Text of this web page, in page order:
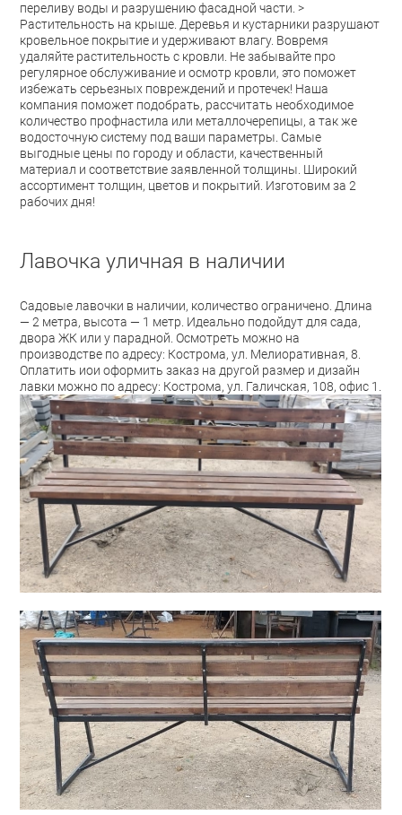
переливу воды и разрушению фасадной части. >
Растительность на крыше. Деревья и кустарники разрушают
кровельное покрытие и удерживают влагу. Вовремя
удаляйте растительность с кровли. Не забывайте про
регулярное обслуживание и осмотр кровли, это поможет
избежать серьезных повреждений и протечек! Наша
компания поможет подобрать, рассчитать необходимое
количество профнастила или металлочерепицы, а так же
водосточную систему под ваши параметры. Самые
выгодные цены по городу и области, качественный
материал и соответствие заявленной толщины. Широкий
ассортимент толщин, цветов и покрытий. Изготовим за 2
рабочих дня!
Лавочка уличная в наличии
Садовые лавочки в наличии, количество ограничено. Длина
— 2 метра, высота — 1 метр. Идеально подойдут для сада,
двора ЖК или у парадной. Осмотреть можно на
производстве по адресу: Кострома, ул. Мелиоративная, 8.
Оплатить иои оформить заказ на другой размер и дизайн
лавки можно по адресу: Кострома, ул. Галичская, 108, офис 1.